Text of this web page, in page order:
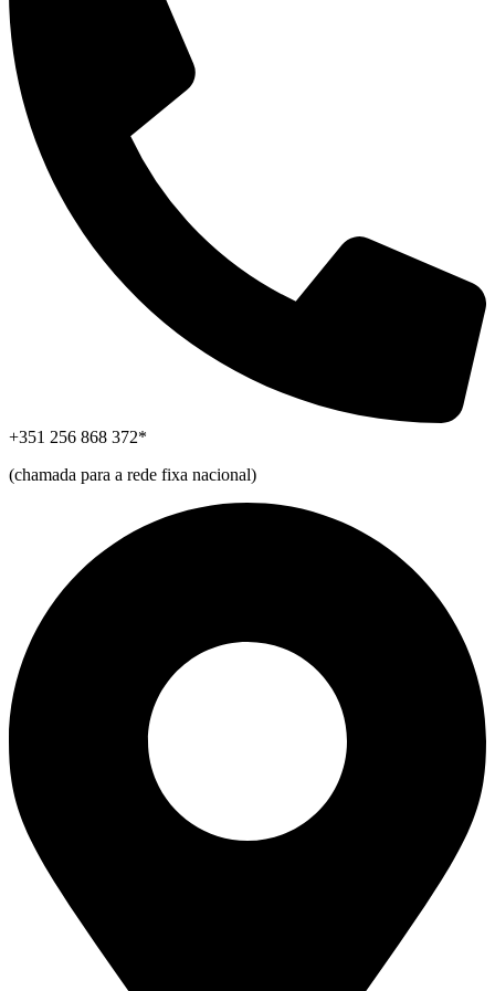
+351 256 868 372*
(chamada para a rede fixa nacional)